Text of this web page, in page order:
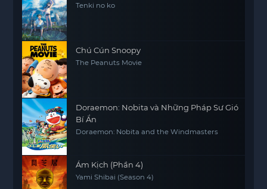
Tenki no ko
Chú Cún Snoopy
The Peanuts Movie
Doraemon: Nobita và Những Pháp Sư Gió
Bí Ẩn
Doraemon: Nobita and the Windmasters
Ám Kịch (Phần 4)
Yami Shibai (Season 4)